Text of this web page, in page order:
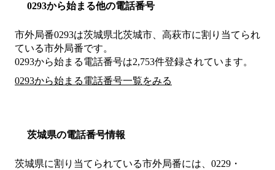
0293から始まる他の電話番号
市外局番0293は茨城県北茨城市、高萩市に割り当てられ
ている市外局番です。
0293から始まる電話番号は2,753件登録されています。
0293から始まる電話番号一覧をみる
茨城県の電話番号情報
茨城県に割り当てられている市外局番には、0229・